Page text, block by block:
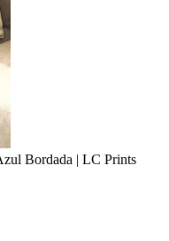
Bordada | LC Prints